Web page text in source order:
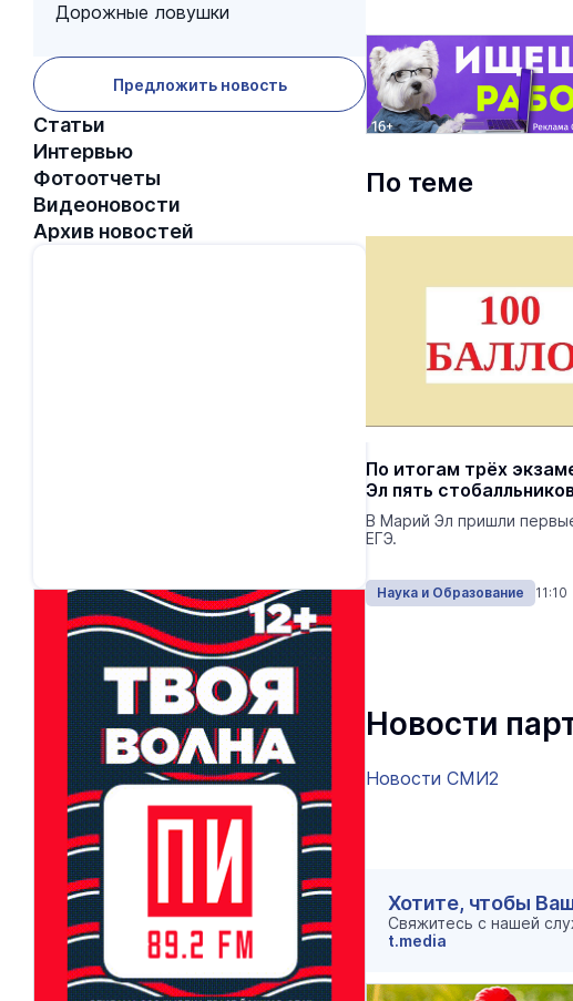
Дорожные ловушки
Предложить новость
Статьи
Интервью
Фотоотчеты
Видеоновости
Архив новостей
По теме
По итогам трёх
Эл пять стобалльников
В Марий Эл пришли
ЕГЭ.
Наука и Образование
Новости
Новости СМИ2
Хотите, чтобы
Свяжитесь с нашей
t.media